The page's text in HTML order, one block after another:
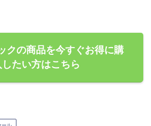
クの商品を今すぐお得に購
したい方はこちら